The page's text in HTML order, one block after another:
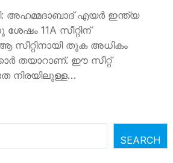
അഹമ്മദാബാദ് എയര്‍ ഇന്ത്യ
11A സീറ്റിന്
സീറ്റിനായി തുക അധികം
തയാറാണ്. ഈ സീറ്റ്
നിരയിലുള്ള…
SEARCH